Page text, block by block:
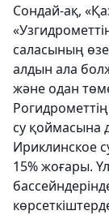
Сондай-ақ,
саласының
алдын ала
және одан
су қоймасына
Ириклинское
15% жоғары.